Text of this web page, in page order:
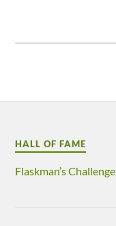
HALL OF FAME
Flaskman’s Challenge